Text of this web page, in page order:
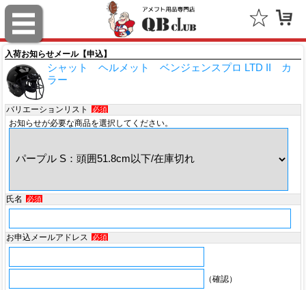
入荷お知らせメール【申込】
シャット ヘルメット ベンジェンスプロ LTD II カ
ラー
バリエーションリスト 必須
お知らせが必要な商品を選択してください。
氏名 必須
お申込メールアドレス 必須
（確認）
スポルディング（SPALDING）
ミッチェル＆ネス（Mitchell & Ness）
ポータフォン（PORTAPHONE）
ギルマンギア（Gilman Gear）
すべて